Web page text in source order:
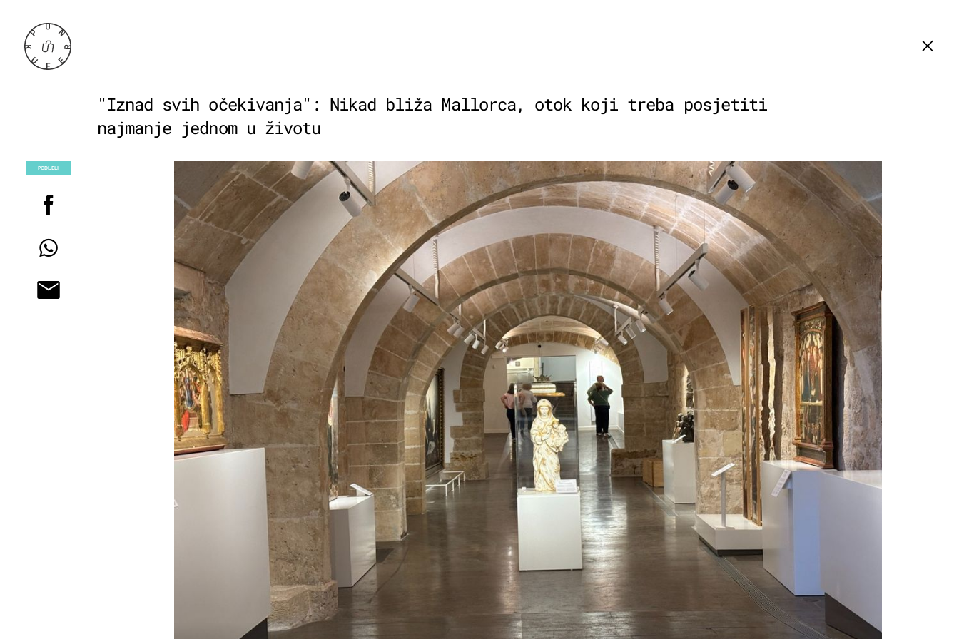
"Iznad svih očekivanja": Nikad bliža Mallorca, otok koji treba posjetiti
najmanje jednom u životu
PODIJELI
+ 3
Najbolje čuvana tajna Kvarnera: Otok
tirkiznog mora i filmskih zalaza na
NAJLJEPŠA NA OTOKU?
Nepripitomljena ljepotica: Tirkizna
uvala na Korčuli bez kafića, restorana
i signala
PORTO ANTICO
Jedna od najposjećenijih atrakcija u
Italiji: Akvarij zbog kojeg mnogi
putuju stotinama kilometara